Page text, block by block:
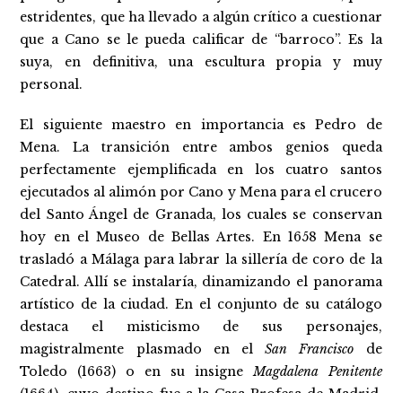
estridentes, que ha llevado a algún crítico a cuestionar
que a Cano se le pueda calificar de “barroco”. Es la
suya, en definitiva, una escultura propia y muy
personal.
El siguiente maestro en importancia es Pedro de
Mena. La transición entre ambos genios queda
perfectamente ejemplificada en los cuatro santos
ejecutados al alimón por Cano y Mena para el crucero
del Santo Ángel de Granada, los cuales se conservan
hoy en el Museo de Bellas Artes. En 1658 Mena se
trasladó a Málaga para labrar la sillería de coro de la
Catedral. Allí se instalaría, dinamizando el panorama
artístico de la ciudad. En el conjunto de su catálogo
destaca el misticismo de sus personajes,
magistralmente plasmado en elSan Francisco de
Toledo (1663) o en su insigneMagdalena Penitente